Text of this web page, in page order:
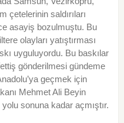
çetelerinin saldırıları
asayiş bozulmuştu. Bu
olayları yatıştırması
uyguluyordu. Bu baskılar
gönderilmesi gündeme
geçmek için
Mehmet Ali Beyin
sonuna kadar açmıştır.